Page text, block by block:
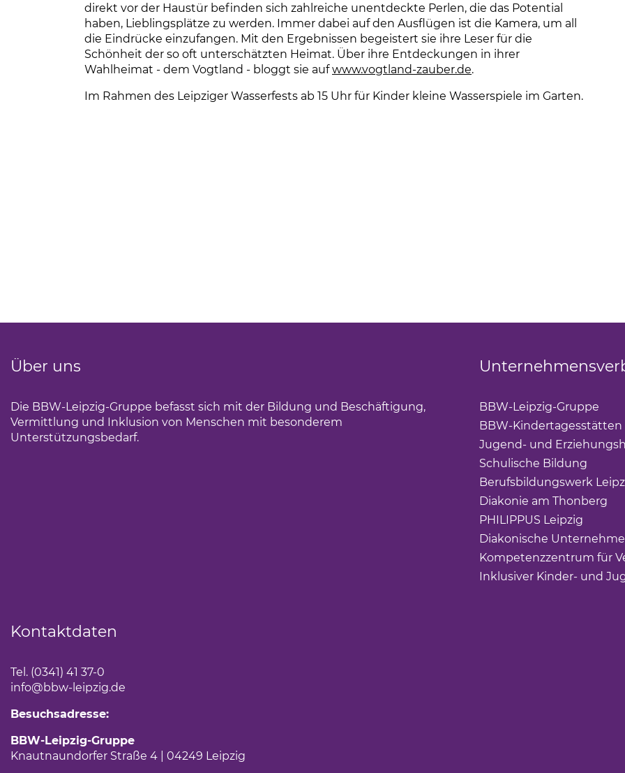
direkt vor der Haustür befinden sich zahlreiche unentdeckte Perlen, die das Potential
haben, Lieblingsplätze zu werden. Immer dabei auf den Ausflügen ist die Kamera, um all
die Eindrücke einzufangen. Mit den Ergebnissen begeistert sie ihre Leser für die
Schönheit der so oft unterschätzten Heimat. Über ihre Entdeckungen in ihrer
Wahlheimat - dem Vogtland - bloggt sie aufwww.vogtland-zauber.de(Link öffnet einen neuen
.
Im Rahmen des Leipziger Wasserfests ab 15 Uhr für Kinder kleine Wasserspiele im Garten.
Über uns
Die BBW-Leipzig-Gruppe befasst sich mit der Bildung und Beschäftigung,
Vermittlung und Inklusion von Menschen mit besonderem
Unterstützungsbedarf.
BBW-Leipzig-Gruppe
BBW-Kindertagesstätten
Jugend- und
Schulische Bildung
Berufsbildungswerk
Diakonie am Thonberg
PHILIPPUS Leipzig
Diakonische
Kompetenzzentrum für
Inklusiver Kinder- und
Kontaktdaten
Tel. (0341) 41 37-0
info@bbw-leipzig.de
Besuchsadresse:
BBW-Leipzig-Gruppe
Knautnaundorfer Straße 4 | 04249 Leipzig